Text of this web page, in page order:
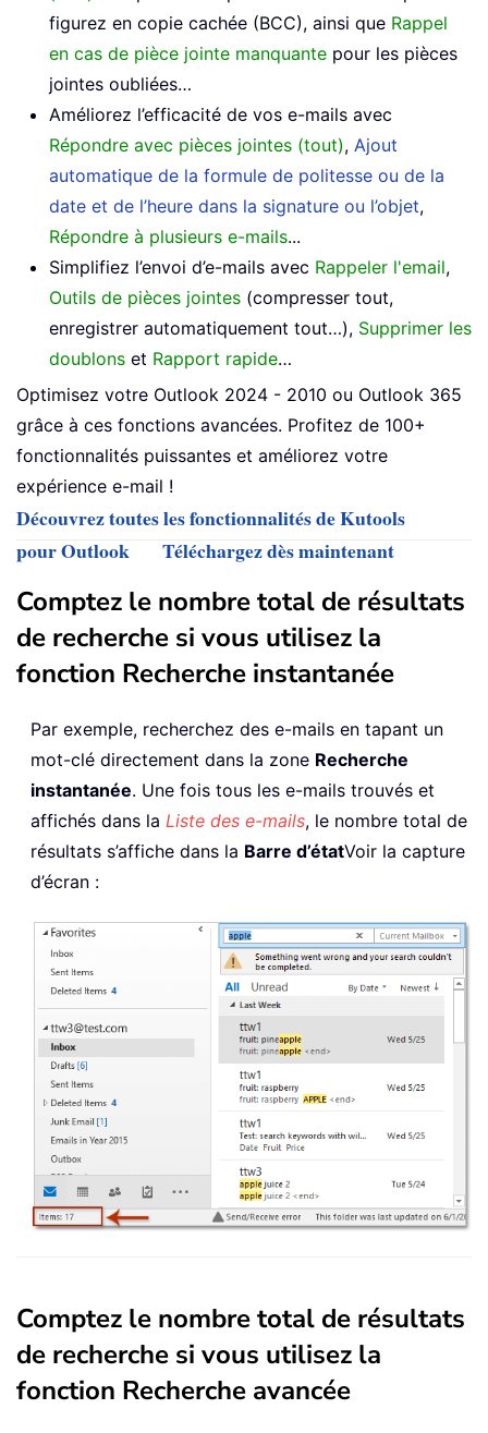
figurez en copie cachée (BCC), ainsi que Rappel
en cas de pièce jointe manquante pour les pièces
jointes oubliées…
Améliorez l’efficacité de vos e-mails avec
Répondre avec pièces jointes (tout), Ajout
automatique de la formule de politesse ou de la
date et de l’heure dans la signature ou l’objet,
Répondre à plusieurs e-mails...
Simplifiez l’envoi d’e-mails avec Rappeler l'email,
Outils de pièces jointes (compresser tout,
enregistrer automatiquement tout…), Supprimer les
doublons et Rapport rapide…
Optimisez votre Outlook 2024 - 2010 ou Outlook 365
grâce à ces fonctions avancées. Profitez de 100+
fonctionnalités puissantes et améliorez votre
expérience e-mail !
Découvrez toutes les fonctionnalités de Kutools
pour Outlook
Téléchargez dès maintenant
Comptez le nombre total de résultats
de recherche si vous utilisez la
fonction Recherche instantanée
Par exemple, recherchez des e-mails en tapant un
mot-clé directement dans la zone Recherche
instantanée. Une fois tous les e-mails trouvés et
affichés dans la Liste des e-mails, le nombre total de
résultats s’affiche dans la Barre d’étatVoir la capture
d’écran :
Comptez le nombre total de résultats
de recherche si vous utilisez la
fonction Recherche avancée